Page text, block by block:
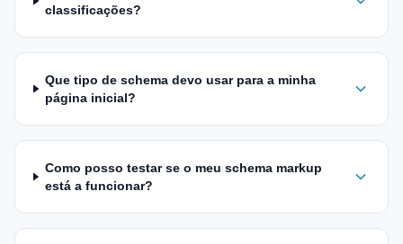
classificações?
Que tipo de schema devo usar para a minha
página inicial?
Como posso testar se o meu schema markup
está a funcionar?